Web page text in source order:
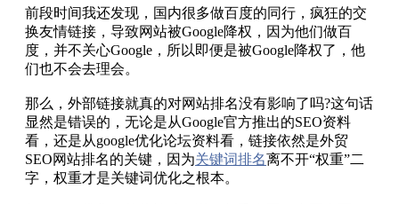
前段时间我还发现，国内很多做百度的同行，疯狂的交
换友情链接，导致网站被Google降权，因为他们做百
度，并不关心Google，所以即便是被Google降权了，他
们也不会去理会。
那么，外部链接就真的对网站排名没有影响了吗?这句话
显然是错误的，无论是从Google官方推出的SEO资料
看，还是从google优化论坛资料看，链接依然是外贸
SEO网站排名的关键，因为关键词排名离不开“权重”二
字，权重才是关键词优化之根本。